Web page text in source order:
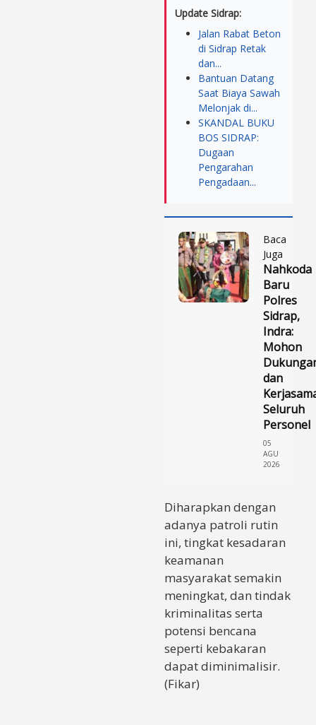
Update Sidrap:
Jalan Rabat Beton
di Sidrap Retak
dan...
Bantuan Datang
Saat Biaya Sawah
Melonjak di...
SKANDAL BUKU
BOS SIDRAP:
Dugaan
Pengarahan
Pengadaan...
Baca
Juga
Nahkoda
Baru
Polres
Sidrap,
Indra:
Mohon
dan
Seluruh
Personel
05
AGU
2026
Diharapkan dengan
adanya patroli rutin
ini, tingkat kesadaran
keamanan
masyarakat semakin
meningkat, dan tindak
kriminalitas serta
potensi bencana
seperti kebakaran
dapat diminimalisir.
(Fikar)